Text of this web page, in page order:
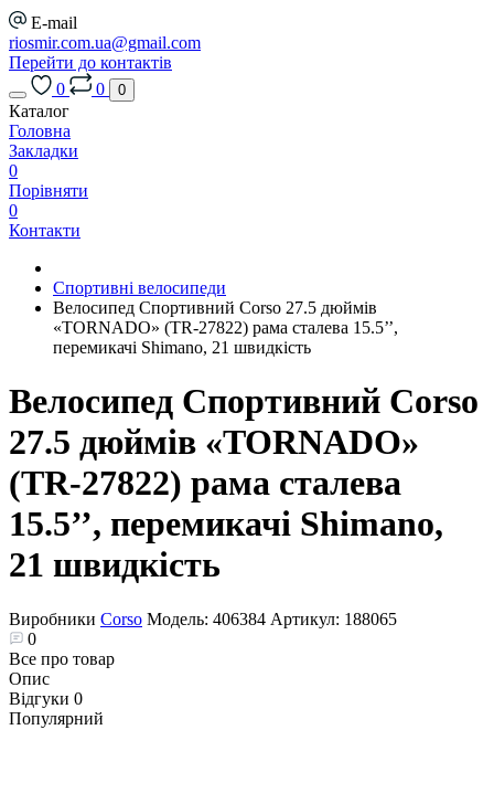
E-mail
riosmir.com.ua@gmail.com
Перейти до контактів
0
0 0
Каталог
Головна
Закладки
0
Порівняти
0
Контакти
Спортивні велосипеди
Велосипед Спортивний Corso 27.5 дюймів
«TORNADO» (TR-27822) рама сталева 15.5’’,
перемикачі Shimano, 21 швидкість
Велосипед Спортивний Corso
27.5 дюймів «TORNADO»
(TR-27822) рама сталева
15.5’’, перемикачі Shimano,
21 швидкість
Виробники Corso Модель: 406384 Артикул: 188065
0
Все про товар
Опис
Відгуки 0
Популярний